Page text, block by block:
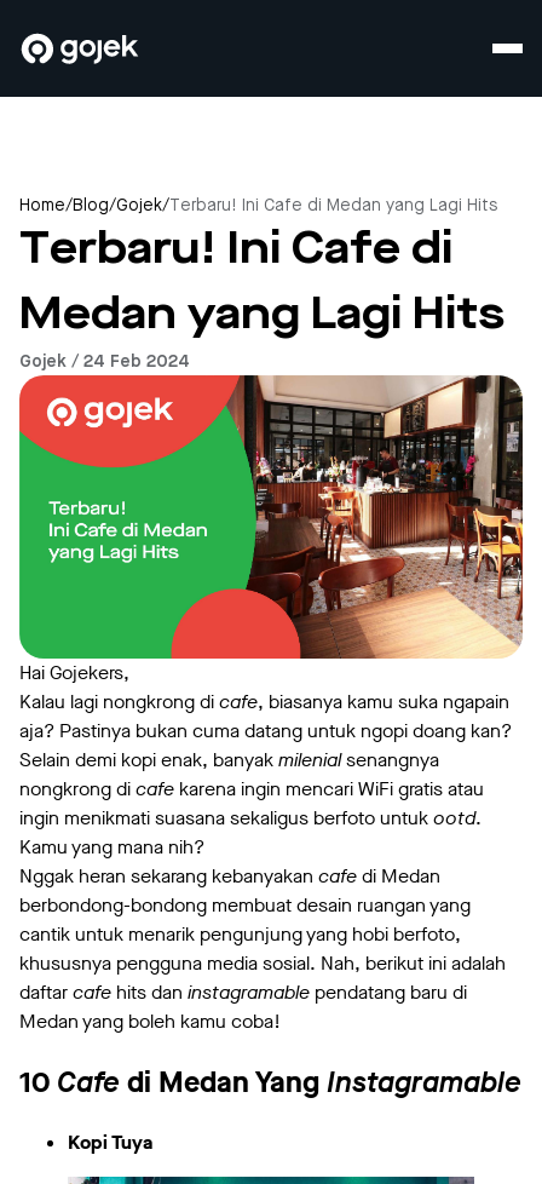
Home/Blog/Gojek/ Terbaru! Ini Cafe di Medan yang Lagi Hits
Terbaru! Ini Cafe di
Medan yang Lagi Hits
Gojek / 24 Feb 2024
Hai Gojekers,
Kalau lagi nongkrong dicafe, biasanya kamu suka ngapain
aja? Pastinya bukan cuma datang untuk ngopi doang kan?
Selain demi kopi enak, banyakmilenialsenangnya
nongkrong dicafe karena ingin mencari WiFi gratis atau
ingin menikmati suasana sekaligus berfoto untukootd.
Kamu yang mana nih?
Nggak heran sekarang kebanyakan cafedi Medan
berbondong-bondong membuat desain ruangan yang
cantik untuk menarik pengunjung yang hobi berfoto,
khususnya pengguna media sosial. Nah, berikut ini adalah
daftarcafe hits dan instagramable pendatang baru di
Medan yang boleh kamu coba!
10 Cafe di Medan YangInstagramable
Kopi Tuya